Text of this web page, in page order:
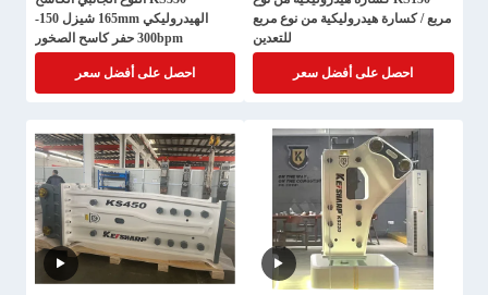
مربع / كسارة هيدروليكية من نوع مربع
للتعدين
احصل على أفضل سعر
الهيدروليكي 165mm شيزل 150-
300bpm حفر كاسح الصخور
احصل على أفضل سعر